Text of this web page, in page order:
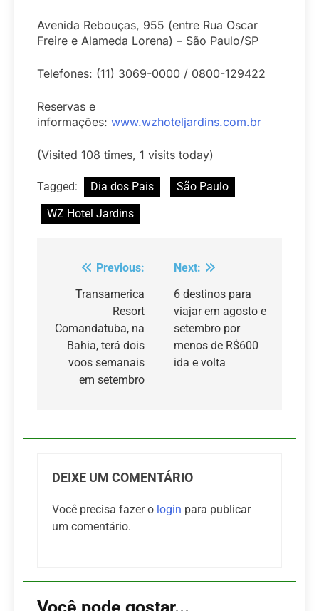
Avenida Rebouças, 955 (entre Rua Oscar
Freire e Alameda Lorena) – São Paulo/SP
Telefones: (11) 3069-0000 / 0800-129422
Reservas e
informações: www.wzhoteljardins.com.br
(Visited 108 times, 1 visits today)
Tagged: Dia dos Pais
São Paulo
WZ Hotel Jardins
Navegação
Post
Previous:
Transamerica
Resort
Comandatuba, na
Bahia, terá dois
voos semanais
em setembro
Next:
6 destinos para
viajar em agosto e
setembro por
menos de R$600
ida e volta
DEIXE UM COMENTÁRIO
Você precisa fazer o login para publicar
um comentário.
Você pode gostar...